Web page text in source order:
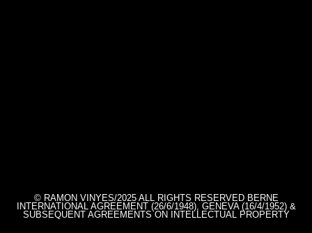
© RAMON VINYES/2025 ALL RIGHTS RESERVED BERNE
INTERNATIONAL AGREEMENT (26/6/1948), GENEVA (16/4/1952) &
SUBSEQUENT AGREEMENTS ON INTELLECTUAL PROPERTY